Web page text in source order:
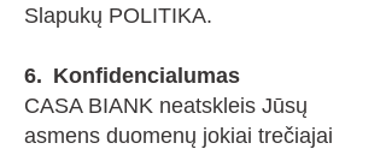
Slapukų POLITIKA.
6. Konfidencialumas
CASA BIANK neatskleis Jūsų
asmens duomenų jokiai trečiajai